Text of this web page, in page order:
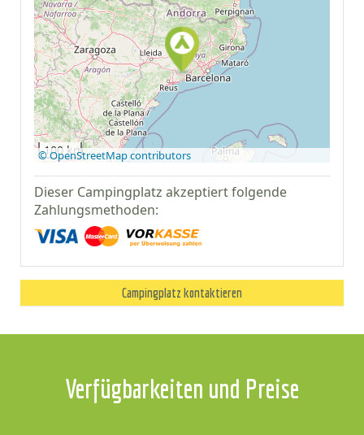
Auf Google Maps
anzeigen
100 km
© OpenStreetMap contributors
Dieser Campingplatz akzeptiert folgende
Zahlungsmethoden:
Campingplatz kontaktieren
Verfügbarkeiten und Preise